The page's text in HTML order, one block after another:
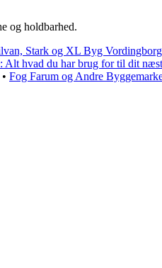
og holdbarhed.
Stark og XL Byg
Alt hvad du har brug for til dit
• Fog Farum og Andre